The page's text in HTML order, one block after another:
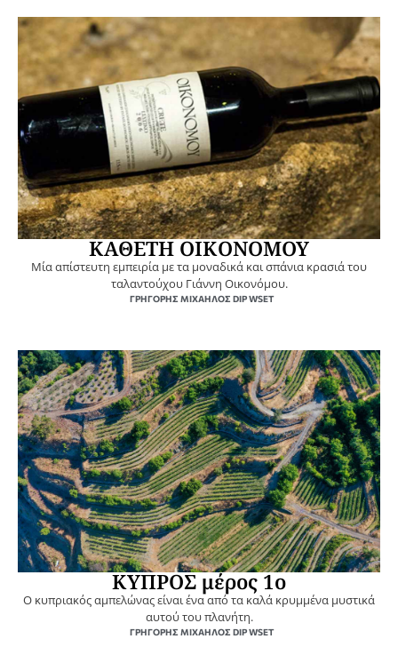
ΚΑΘΕΤΗ ΟΙΚΟΝΟΜΟΥ
Mία απίστευτη εμπειρία με τα μοναδικά και σπάνια κρασιά του
ταλαντούχου Γιάννη Οικονόμου.
ΓΡΗΓΌΡΗΣ ΜΙΧΑΉΛΟΣ DIP WSET
ΚΥΠΡΟΣ μέρος 1ο
Ο κυπριακός αμπελώνας είναι ένα από τα καλά κρυμμένα μυστικά
αυτού του πλανήτη.
ΓΡΗΓΌΡΗΣ ΜΙΧΑΉΛΟΣ DIP WSET